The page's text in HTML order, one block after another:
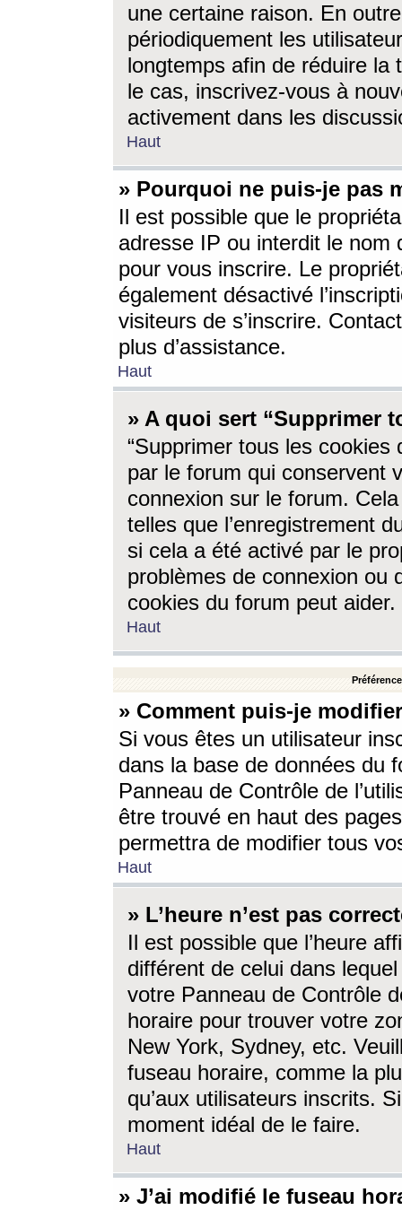
une certaine raison. En
périodiquement les
longtemps afin de réduire la
le cas, inscrivez-vous à
activement dans les
Haut
» Pourquoi ne puis-je pas
Il est possible que le
adresse IP ou interdit le nom
pour vous inscrire. Le
également désactivé
visiteurs de s’inscrire.
plus d’assistance.
Haut
» A quoi sert “Supprimer
“Supprimer tous les cookies
par le forum qui conservent
connexion sur le forum.
telles que l’enregistrement
si cela a été activé par le
problèmes de connexion ou
cookies du forum peut aider.
Haut
» Comment puis-je
Si vous êtes un utilisateur
dans la base de données du
Panneau de Contrôle de
être trouvé en haut des
permettra de modifier tous
Haut
» L’heure n’est pas
Il est possible que l’heure
différent de celui dans
votre Panneau de Contrôle
horaire pour trouver votre
New York, Sydney, etc.
fuseau horaire, comme la
qu’aux utilisateurs inscrits.
moment idéal de le faire.
Haut
» J’ai modifié le fuseau